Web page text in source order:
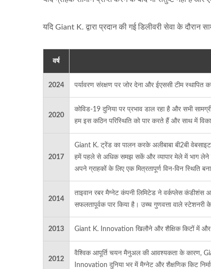
यदि Giant K. द्वारा प्रदान की गई डिलीवरी सेवा के
वर्ष
2024 पर्यावरण संरक्षण पर जोर देना और ईएससी टीम स्थापित
2020
कोविड-19 दुनिया पर प्रभाव डाल रहा है और सभी
हम इस कठिन परिस्थिति को पार करते हैं और साथ में
2017
Giant K. ट्रेंड का पालन करके अलीबाबा बी2बी
हमें पहले से अधिक समझ सकें और व्यापार मेले में भाग लेने
अपने ग्राहकों के लिए एक मित्रतापूर्ण विन-विन स्थिति
2014
ताइवान रबर मैग्नेट कंपनी लिमिटेड ने वर्कप्लेस कंडीशंस
सफलतापूर्वक पार किया है। उच्च गुणवत्ता वाले
2013 Giant K. Innovation खिलौने और शैक्षिक किटों में
2012
वैश्विक आपूर्ति चयन मैनुअल की आवश्यकता के कारण,
Innovation दुनिया भर में मैग्नेट और शैक्षणिक किट